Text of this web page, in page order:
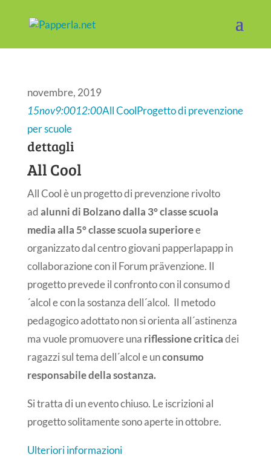
novembre, 2019
15nov9:0012:00All CoolProgetto di prevenzione
per scuole
dettagli
All Cool
All Cool è un progetto di prevenzione rivolto
adalunni di Bolzano dalla 3° classe scuola
media alla 5° classe scuola superioree
organizzato dal centro giovani papperlapapp in
collaborazione con il Forum prävenzione. Il
progetto prevede il confronto con il consumo d
´alcol e con la sostanza dell´alcol. Il metodo
pedagogico adottato non si orienta all´astinenza
ma vuole promuovere una riflessione criticadei
ragazzi sul tema dell´alcol e unconsumo
responsabile della sostanza.
Si tratta di un evento chiuso. Le iscrizioni al
progetto solitamente sono aperte in ottobre.
Ulteriori informazioni